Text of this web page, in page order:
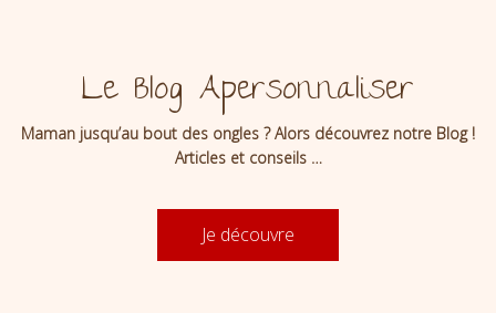
Le Blog Apersonnaliser
Maman jusqu’au bout des ongles ? Alors découvrez notre Blog !
Articles et conseils …
Je découvre